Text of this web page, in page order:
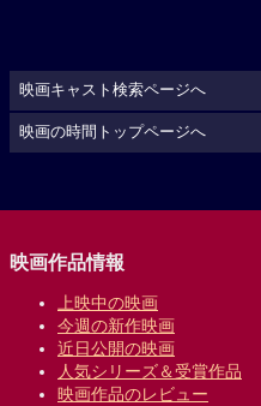
映画キャスト検索ページへ
映画の時間トップページへ
映画作品情報
上映中の映画
今週の新作映画
近日公開の映画
人気シリーズ＆受賞作品
映画作品のレビュー